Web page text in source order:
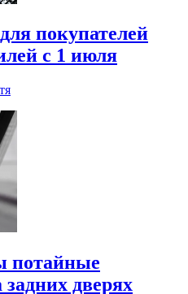
покупателей
с 1 июля
потайные
дверях